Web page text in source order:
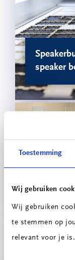
Toestemming
Wij gebruiken
Wij gebruiken
te stemmen op
relevant voor je is.
speaker